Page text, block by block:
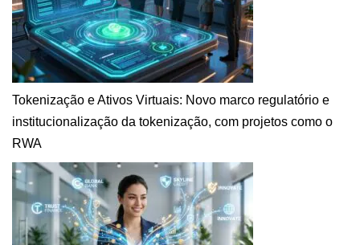
Tokenização e Ativos Virtuais: Novo marco regulatório e
institucionalização da tokenização, com projetos como o
RWA